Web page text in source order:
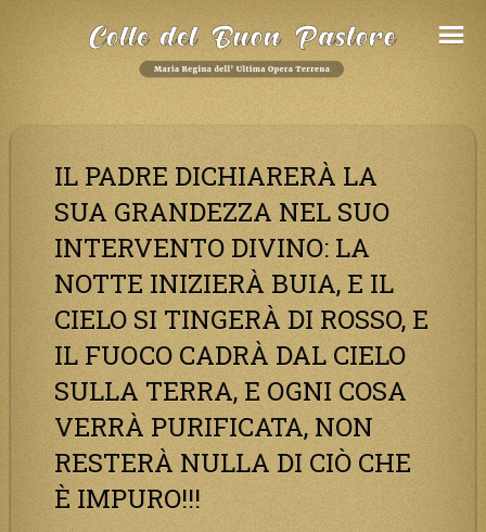
IL PADRE DICHIARERÀ LA
SUA GRANDEZZA NEL SUO
INTERVENTO DIVINO: LA
NOTTE INIZIERÀ BUIA, E IL
CIELO SI TINGERÀ DI ROSSO, E
IL FUOCO CADRÀ DAL CIELO
SULLA TERRA, E OGNI COSA
VERRÀ PURIFICATA, NON
RESTERÀ NULLA DI CIÒ CHE
È IMPURO!!!